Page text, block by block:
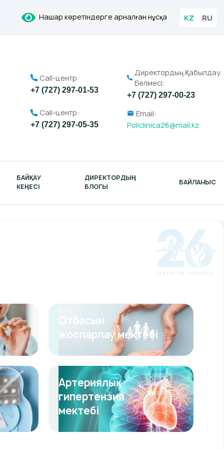
Нашар көретіндерге арналған нұсқа KZ RU
Call-центр:
+7 (727) 297-01-53
Директордың Қабылдау
Бөлмесі:
+7 (727) 297-00-23
Call-центр:
+7 (727) 297-05-35
Email:
Policlinica26@mail.kz
БАЙҚАУ
КЕҢЕСІ
ДИРЕКТОРДЫҢ
БЛОГЫ
БАЙЛАНЫС
Отбасын
жоспарлау мектебі
Артериялық
гипертензия
мектебі